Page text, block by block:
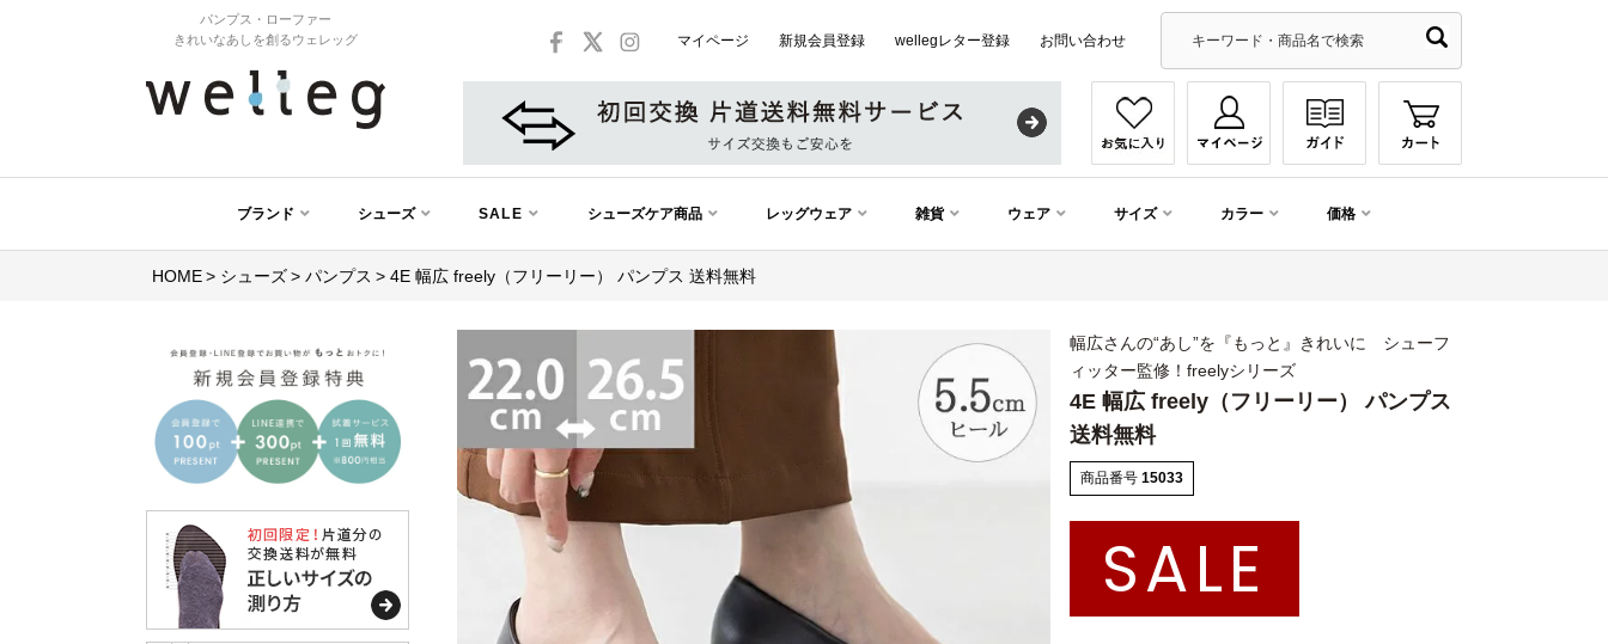
パンプス・ローファー
きれいなあしを創るウェレッグ
マイページ 新規会員登録 wellegレター登録 お問い合わせ
ブランド シューズ SALE シューズケア商品 レッグウェア 雑貨 ウェア サイズ カラー 価格
HOME シューズ パンプス 4E 幅広 freely（フリーリー） パンプス 送料無料
幅広さんの“あし”を『もっと』きれいに シューフ
ィッター監修！freelyシリーズ
4E 幅広 freely（フリーリー） パンプス
送料無料
商品番号 15033
SALE